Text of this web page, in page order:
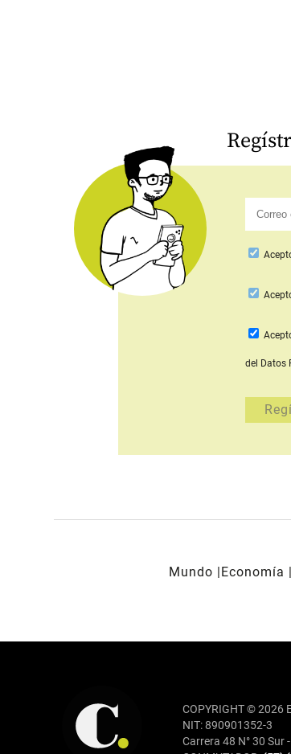
del Datos
Mundo Economía
COPYRIGHT © 2026
NIT: 890901352-3
Carrera 48 N° 30 Sur